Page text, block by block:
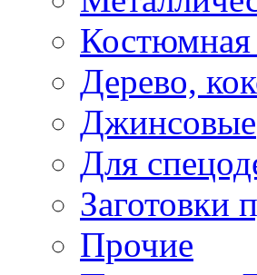
Костюмная
Дерево,
Джинсовые
Для
Заготовки
Прочие